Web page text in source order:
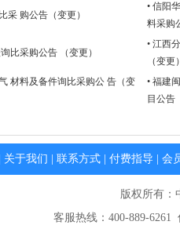
采 购公告（变更）
• 信阳
料采购
比采购公告 （变更）
• 江西
（变更
材料及备件询比采购公 告（变
• 福建
目公告
关于我们 联系方式 付费指导 会
版权所有
客服热线：400-889-6261